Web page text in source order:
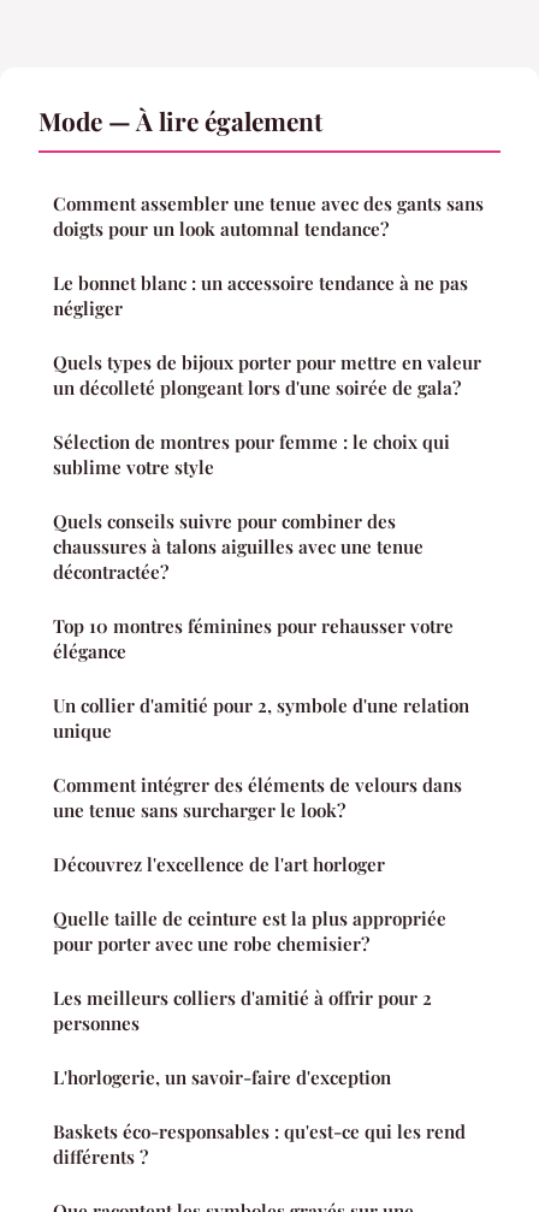
Mode — À lire également
Comment assembler une tenue avec des gants sans
doigts pour un look automnal tendance?
Le bonnet blanc : un accessoire tendance à ne pas
négliger
Quels types de bijoux porter pour mettre en valeur
un décolleté plongeant lors d'une soirée de gala?
Sélection de montres pour femme : le choix qui
sublime votre style
Quels conseils suivre pour combiner des
chaussures à talons aiguilles avec une tenue
décontractée?
Top 10 montres féminines pour rehausser votre
élégance
Un collier d'amitié pour 2, symbole d'une relation
unique
Comment intégrer des éléments de velours dans
une tenue sans surcharger le look?
Découvrez l'excellence de l'art horloger
Quelle taille de ceinture est la plus appropriée
pour porter avec une robe chemisier?
Les meilleurs colliers d'amitié à offrir pour 2
personnes
L'horlogerie, un savoir-faire d'exception
Baskets éco-responsables : qu'est-ce qui les rend
différents ?